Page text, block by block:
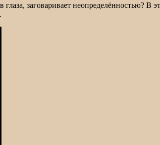
заговаривает неопределённостью? В